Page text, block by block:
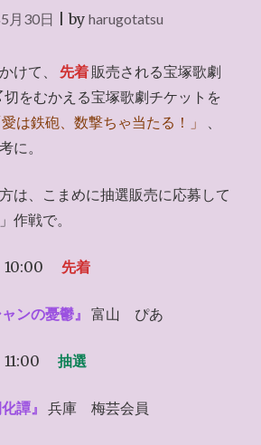
月30日 |by harugotatsu
けて、 先着 販売される宝塚歌劇
切をむかえる宝塚歌劇チケットを
愛は鉄砲、数撃ちゃ当たる！」
、
に。
は、こまめに抽選販売に応募して
作戦で。
10:00 先着
ンの憂鬱』 富山 ぴあ
11:00 抽選
譚』 兵庫 梅芸会員